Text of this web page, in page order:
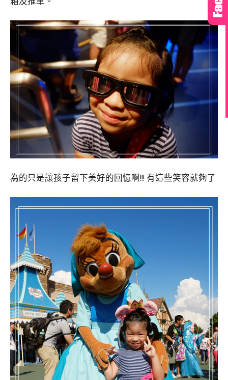
為的只是讓孩子留下美好的回憶啊!!! 有這些笑容就夠了